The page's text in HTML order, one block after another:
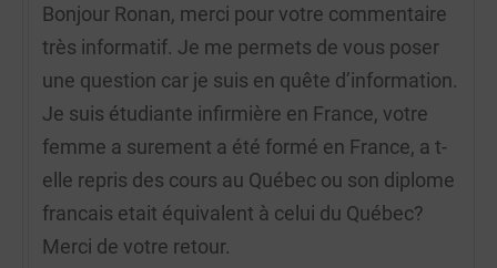
Bonjour Ronan, merci pour votre commentaire
très informatif. Je me permets de vous poser
une question car je suis en quête d’information.
Je suis étudiante infirmière en France, votre
femme a surement a été formé en France, a t-
elle repris des cours au Québec ou son diplome
francais etait équivalent à celui du Québec?
Merci de votre retour.